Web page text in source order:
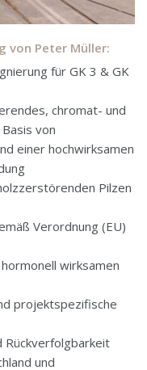
von Peter Müller:
für GK 3 & GK
chromat- und
von
einer hochwirksamen
Pilzen
Verordnung (EU)
wirksamen
projektspezifische
Rückverfolgbarkeit
und